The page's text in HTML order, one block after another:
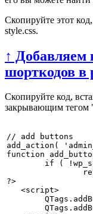
Cкопируйте этот
style.css.
↑ Добавляем
шорткодов в
Cкопируйте код,
закрывающим тегом
// add buttons
add_action(
function
?>
   <script>